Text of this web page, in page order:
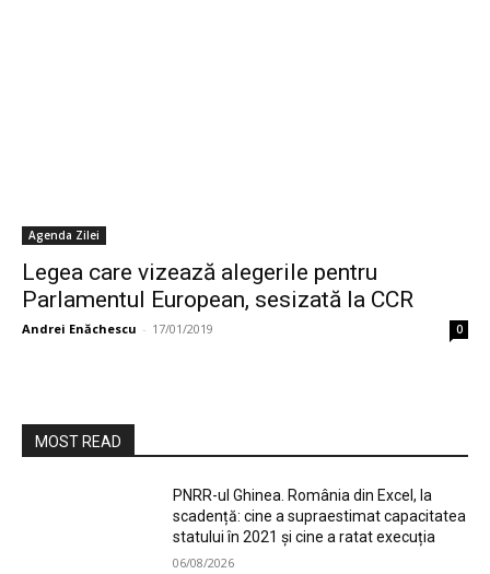
Agenda Zilei
Legea care vizează alegerile pentru
Parlamentul European, sesizată la CCR
Andrei Enăchescu - 17/01/2019 0
MOST READ
PNRR-ul Ghinea. România din Excel, la
scadență: cine a supraestimat capacitatea
statului în 2021 și cine a ratat execuția
06/08/2026